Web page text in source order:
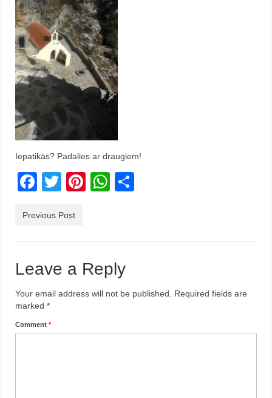
Melnkalne
Grieķija
Krēta
Francija
Austrija
Itālija
Latvija
Indonēzija
Iepatikās? Padalies ar draugiem!
Facebook
TwitterPinterest
WhatsApp
Previous Post
Leave a Reply
Your email address will not be published.
Required fields are
marked *
Comment *